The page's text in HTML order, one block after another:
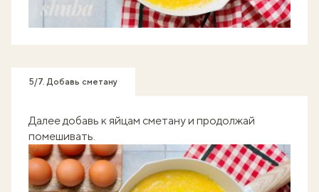
5/7. Добавь сметану
Далее добавь к яйцам сметану и продолжай
помешивать.